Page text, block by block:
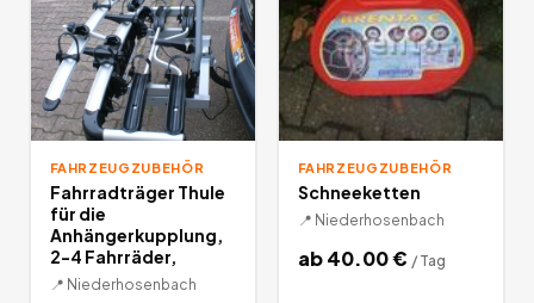
FAHRZEUGZUBEHÖR
Fahrradträger Thule
für die
Anhängerkupplung,
2-4 Fahrräder,
📍 Niederhosenbach
FAHRZEUGZUBEHÖR
Schneeketten
📍 Niederhosenbach
ab40.00€ / Tag